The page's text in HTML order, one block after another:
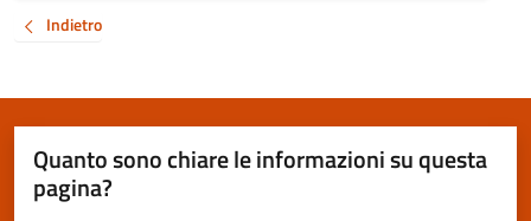
Indietro
Quanto sono chiare le informazioni su questa
pagina?